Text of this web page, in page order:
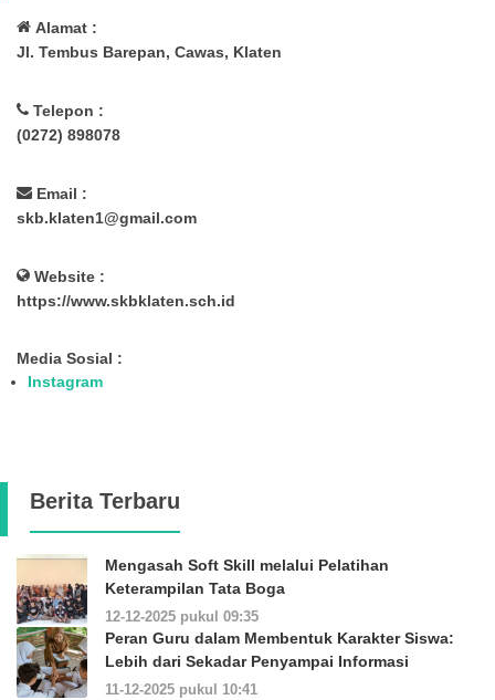
Alamat :
Jl. Tembus Barepan, Cawas, Klaten
Telepon :
(0272) 898078
Email :
skb.klaten1@gmail.com
Website :
https://www.skbklaten.sch.id
Media Sosial :
Instagram
Berita Terbaru
Mengasah Soft Skill melalui Pelatihan
Keterampilan Tata Boga
12-12-2025 pukul 09:35
Peran Guru dalam Membentuk Karakter Siswa:
Lebih dari Sekadar Penyampai Informasi
11-12-2025 pukul 10:41